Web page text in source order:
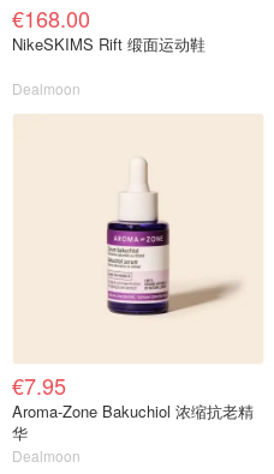
€168.00
NikeSKIMS Rift 缎面运动鞋
Dealmoon
€7.95
Aroma-Zone Bakuchiol 浓缩抗老精
华
Dealmoon